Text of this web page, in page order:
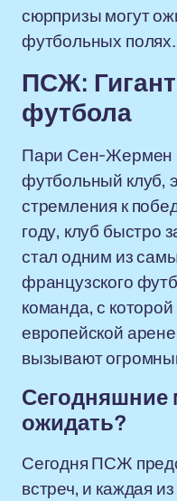
сюрпризы могут
футбольных полях.
ПСЖ:
футбола
Пари Сен-Жермен
футбольный клуб,
стремления к
году, клуб быстро
стал одним из
французского
команда, с
европейской
вызывают
Сегодняшние
ожидать?
Сегодня ПСЖ
встреч, и каждая